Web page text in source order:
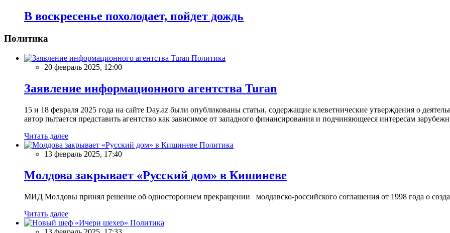
В воскресенье похолодает, пойдет дождь
Политика
Политика
20 февраль 2025, 12:00
Заявление информационного агентства Turan
15 и 18 февраля 2025 года на сайте Day.az были опубликованы статьи, содержащие клеветнические утверждения о
автор пытается представить агентство как зависимое от западного финансирования и подчиняющееся интересам
Читать далее
Политика
13 февраль 2025, 17:40
Молдова закрывает «Русский дом» в Кишиневе
МИД Молдовы принял решение об одностороннем прекращении молдавско-российского соглашения от 1998 года о
Читать далее
Политика